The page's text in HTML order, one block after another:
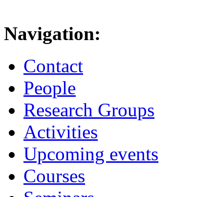
Navigation:
Contact
People
Research Groups
Activities
Upcoming events
Courses